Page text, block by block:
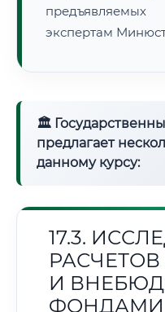
экспертам
🏛
предлагает
данному курсу:
17.3.
И
ФОНДАМИ